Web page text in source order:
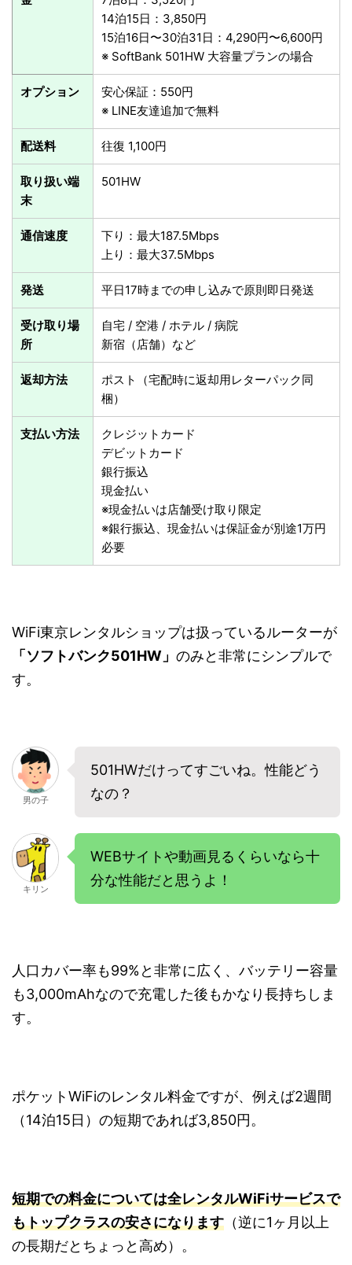
14泊15日：3,850円
15泊16日〜30泊31日：4,290円〜6,600円
※ SoftBank 501HW 大容量プランの場合
オプション
安心保証：550円
※ LINE友達追加で無料
配送料 往復 1,100円
取り扱い端
末
501HW
通信速度
下り：最大187.5Mbps
上り：最大37.5Mbps
発送 平日17時までの申し込みで原則即日発送
受け取り場
所
自宅 / 空港 / ホテル / 病院
新宿（店舗）など
返却方法
ポスト（宅配時に返却用レターパック同
梱）
支払い方法
クレジットカード
デビットカード
銀行振込
現金払い
※現金払いは店舗受け取り限定
※銀行振込、現金払いは保証金が別途1万円
必要
WiFi東京レンタルショップは扱っているルーターが
「ソフトバンク501HW」 のみと非常にシンプルで
す。
男の子
501HWだけってすごいね。性能どう
なの？
キリン
WEBサイトや動画見るくらいなら十
分な性能だと思うよ！
人口カバー率も99%と非常に広く、バッテリー容量
も3,000mAhなので充電した後もかなり長持ちしま
す。
ポケットWiFiのレンタル料金ですが、例えば2週間
（14泊15日）の短期であれば3,850円。
短期での料金については全レンタルWiFiサービスで
もトップクラスの安さになります （逆に1ヶ月以上
の長期だとちょっと高め）。